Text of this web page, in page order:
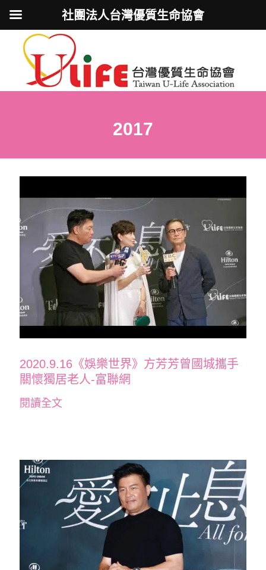
2017
2020.9.16《娛樂世界》方芳芳曾國城攜手
關懷獨居老人-富聯網
閱讀全文
社團法人台灣優質生命協會